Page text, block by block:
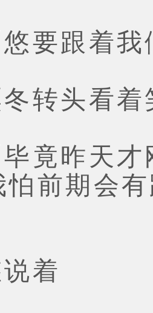
跟着我们
头看着
昨天才刚
怕前期会
着